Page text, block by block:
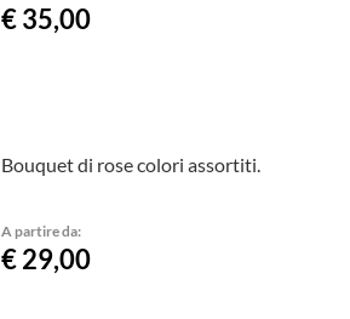
€ 35,00
Bouquet di rose colori assortiti.
A partire da:
€ 29,00